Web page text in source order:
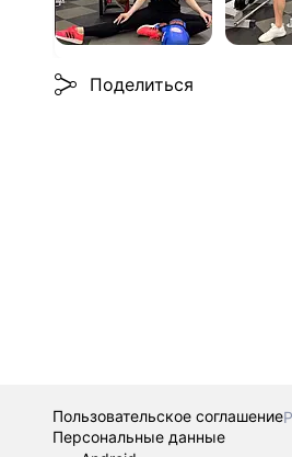
Поделиться
Пользовательское соглашение
Персональные данные